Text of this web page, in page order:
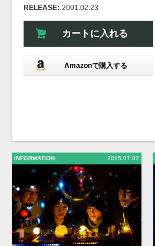
RELEASE: 2001.02.23
カートに入れる
Amazonで購入する
INFORMATION 2015.07.02